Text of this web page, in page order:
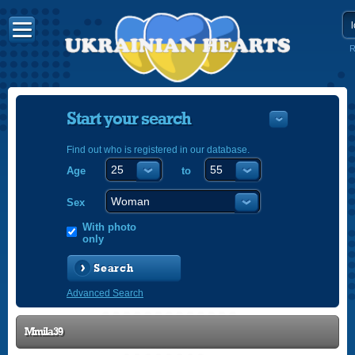
Start your search
Find out who is registered in our database.
Age to
Sex
With photo
only
Search
Advanced Search
Mmila39